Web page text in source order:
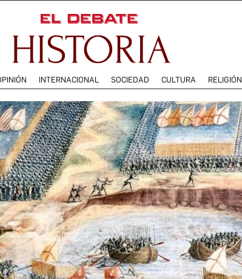
INTERNACIONAL SOCIEDAD CULTURA RELIGIÓN